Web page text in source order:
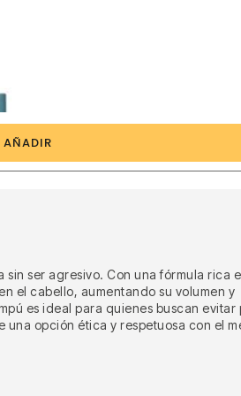
AÑADIR
ser agresivo. Con una fórmula rica
el cabello, aumentando su volumen y
es ideal para quienes buscan
una opción ética y respetuosa con el